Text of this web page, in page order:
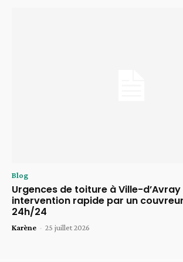
Blog
Urgences de toiture à Ville-d’Avray
intervention rapide par un
24h/24
Karène - 25 juillet 2026